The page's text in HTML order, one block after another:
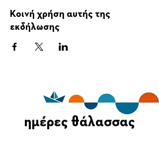
Κοινή χρήση αυτής της
εκδήλωσης
ημέρες θάλασσας